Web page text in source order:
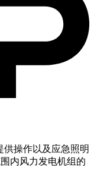
供操作以及应急照明
内风力发电机组的